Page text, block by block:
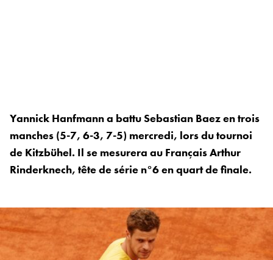
Yannick Hanfmann a battu Sebastian Baez en trois
manches (5-7, 6-3, 7-5) mercredi, lors du tournoi
de Kitzbühel. Il se mesurera au Français Arthur
Rinderknech, tête de série n°6 en quart de finale.